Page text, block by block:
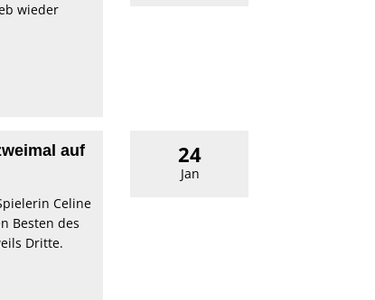
wieder
auf
Celine
Besten des
Dritte.
24
Jan